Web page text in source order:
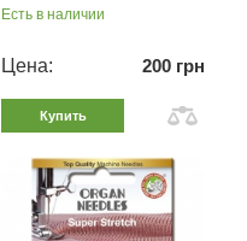
Есть в наличии
Цена: 200 грн
Купить